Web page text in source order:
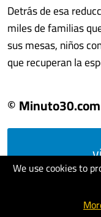
We use cookies to
Detrás de esa
miles de familias
sus mesas, niños
que recuperan la
© Minuto30.com